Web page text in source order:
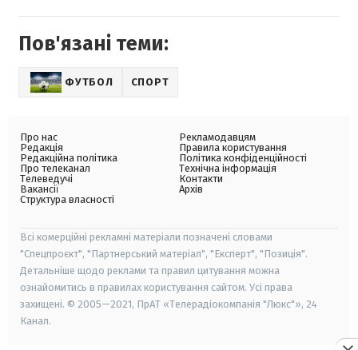
Пов'язані теми:
ФУТБОЛ СПОРТ
Про нас
Редакція
Редакційна політика
Про телеканал
Телеведучі
Вакансії
Структура власності
Рекламодавцям
Правила користування
Політика конфіденційності
Технічна інформація
Контакти
Архів
Всі комерційні рекламні матеріали позначені словами
"Спецпроєкт", "Партнерський матеріал", "Експерт", "Позиція".
Детальніше щодо реклами та правил цитування можна
ознайомитись в правилах користування сайтом. Усі права
захищені. © 2005—2021, ПрАТ «Телерадіокомпанія "Люкс"», 24
Канал.